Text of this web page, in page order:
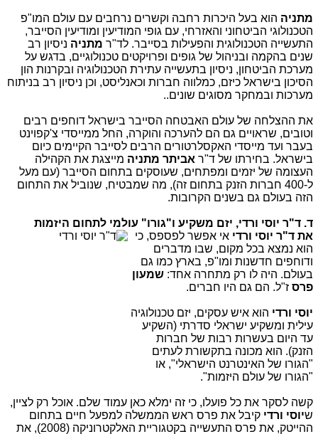
מתניה הוא בעל היכרות רחבה וקשרים נרחבים עם עולם המו"פ
הטכנולוגי הביטחוני והאזרחי, עם גופי המודיעין ומודיעין הסייבר,
התעשייה הטכנולוגית והפעילות בסייבר. לד"ר מתניה ניסיון רב
שנים בהקמה ובניהול של גופים ופרויקטים טכנולוגיים, בדגש על
מערכת הביטחון, ניסיון בתעשייה עתירת הטכנולוגיה ובקרנות הון
הסיכון בישראל כיזם, כמלווה חברות וכאנליסט, וכן ניסיון רב בניתוח
מערכות ובמחקר מסוגים שונים..
את ההצלחה של עולם האבטחה הסייבר בישראל דוחפים רבים
וטובים, שראויים גם הם להערכה והוקרה, החל ממייסדי צ'קפוינט
בעבר ועד מייסדי האקסלרטורים הרבים לסייבר הקיימים כיום
בישראל. בחירתו של ד"ר אביתר מתניה מייצגת את הקהילה
העצומה של יזמים ומפתחים, שעוסקים בתחום הסייבר (עם מעל
ל-400 חברות הזנק בתחום זה), מה שמבטיח, שנוביל את התחום
הזה בעולם גם בשנים הקרובות.
ד. ד"ר יוסי ורדי, יזם משקיע ו"גורו" עולמי לתחום היזמות
את ד"ר יוסי ורדי אי אפשר לפספס, כי
הוא נמצא בכל מקום, שבו מדברים
ודוחפים חדשנות ומו"פ, בארץ כמו גם
בעולם. היה לו רק מתחרה אחד: שמעון
פרס ז"ל. הם גם היו חברים.
יוסי ורדי הוא איש עסקים, יזם טכנולוגיה
עילית ומשקיע ישראלי סדרתי (השקיע
עד היום בעשרות רבות של חברות
הזנק). הוא מכונה בתקשורת לעתים
"הגורו של האינטרנט הישראלי", או
"הגורו של עולם היזמות".
קשה לסקר את כל פועלו, כי זה ימלא כאן עמוד שלם. אוכל רק לציין,
שיוסי ורדי קיבל את פרס ראש הממשלה למפעל חיים בתחום
ההייטק, את פרס התעשייה בקטגוריית האלקטרוניקה (2008), את